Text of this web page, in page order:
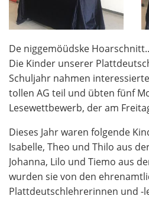
De niggemöüdske
Die Kinder unserer
Schuljahr nahmen
tollen AG teil und übten fünf
Lesewettbewerb, der am
Dieses Jahr waren folgende
Isabelle, Theo und Thilo aus
Johanna, Lilo und Tiemo aus
wurden sie von den
Plattdeutschlehrerinnen und -